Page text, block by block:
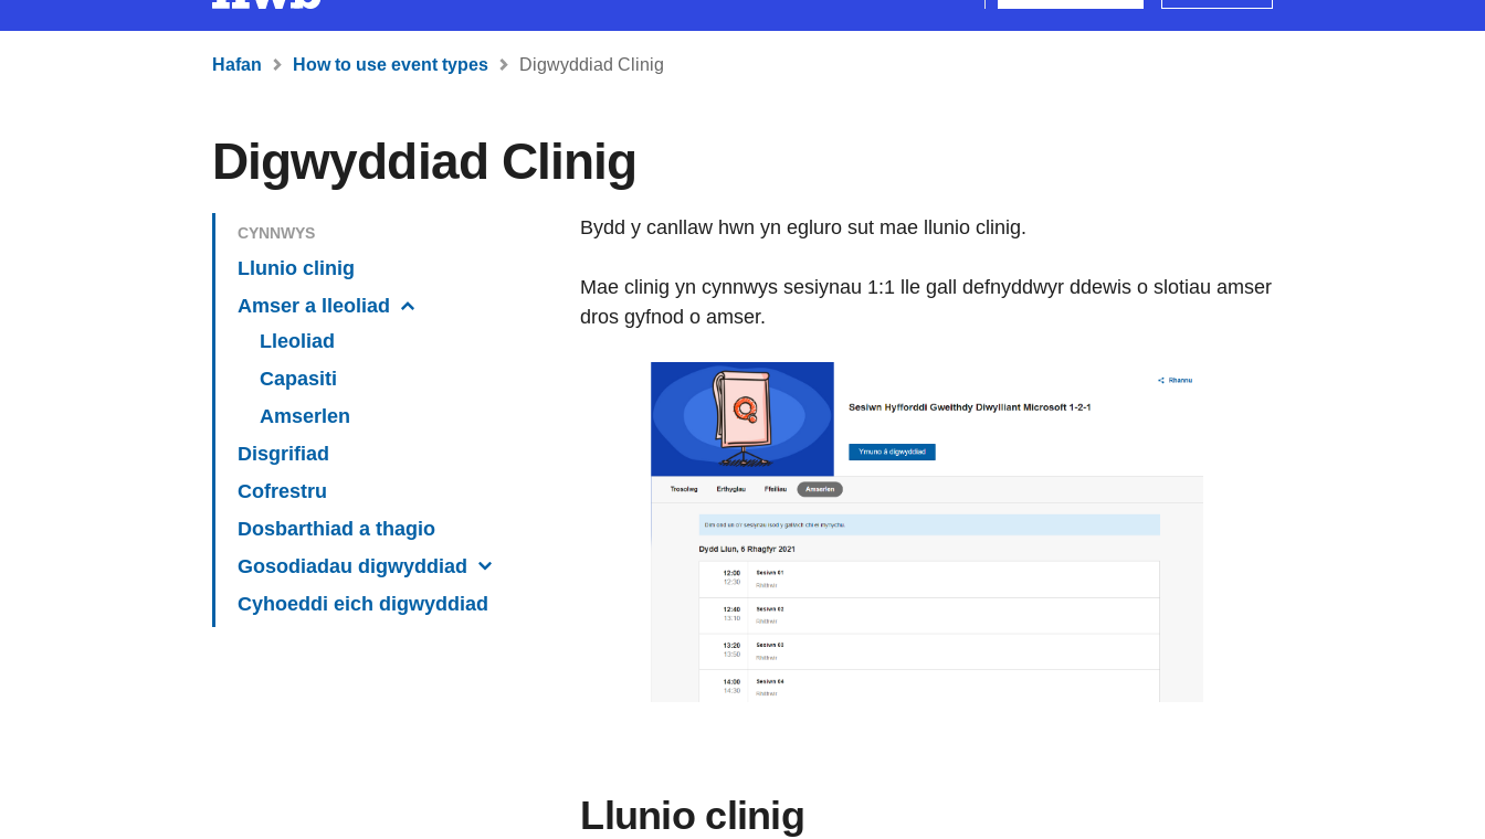
Hafan How to use event types Digwyddiad Clinig
Digwyddiad Clinig
CYNNWYS
Llunio clinig
Amser a lleoliad
Lleoliad
Capasiti
Amserlen
Disgrifiad
Cofrestru
Dosbarthiad a thagio
Gosodiadau digwyddiad
Cyhoeddi eich digwyddiad
Bydd y canllaw hwn yn egluro sut mae llunio clinig.
Mae clinig yn cynnwys sesiynau 1:1 lle gall defnyddwyr ddewis o slotiau amser
dros gyfnod o amser.
Llunio clinig